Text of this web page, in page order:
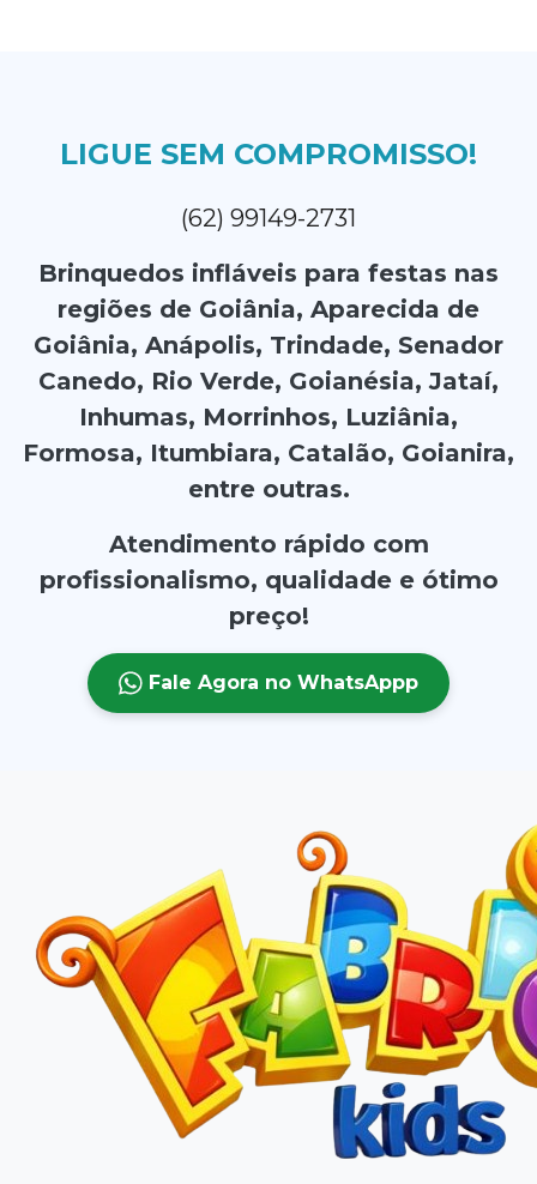
LIGUE SEM COMPROMISSO!
(62) 99149-2731
Brinquedos infláveis para festas nas
regiões de Goiânia, Aparecida de
Goiânia, Anápolis, Trindade, Senador
Canedo, Rio Verde, Goianésia, Jataí,
Inhumas, Morrinhos, Luziânia,
Formosa, Itumbiara, Catalão, Goianira,
entre outras.
Atendimento rápido com
profissionalismo, qualidade e ótimo
preço!
Fale Agora no WhatsAppp